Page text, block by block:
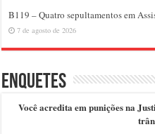
B119 – Quatro sepultamentos em
7 de agosto de 2026
Enquetes
Você acredita em punições na